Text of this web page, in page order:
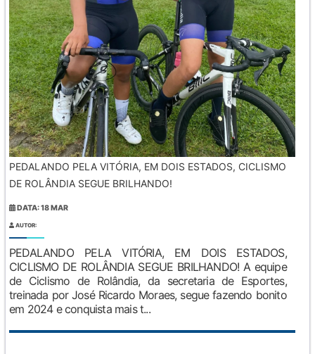
PEDALANDO PELA VITÓRIA, EM DOIS ESTADOS, CICLISMO
DE ROLÂNDIA SEGUE BRILHANDO!
DATA: 18 MAR
AUTOR:
PEDALANDO PELA VITÓRIA, EM DOIS ESTADOS,
CICLISMO DE ROLÂNDIA SEGUE BRILHANDO! A equipe
de Ciclismo de Rolândia, da secretaria de Esportes,
treinada por José Ricardo Moraes, segue fazendo bonito
em 2024 e conquista mais t...